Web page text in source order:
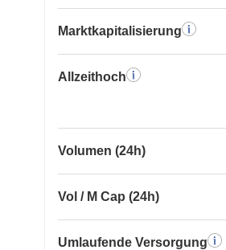
Marktkapitalisierung
Allzeithoch
Volumen (24h)
Vol / M Cap (24h)
Umlaufende Versorgung